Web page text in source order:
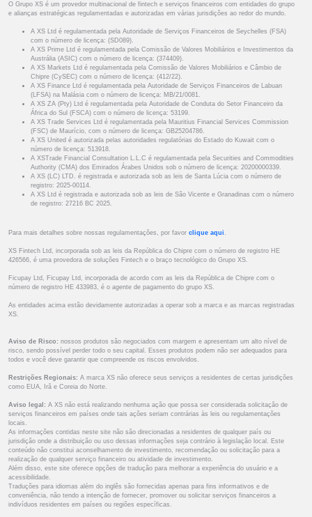
O Grupo XS é um provedor multinacional de fintech e serviços financeiros com entidades do grupo
e alianças estratégicas regulamentadas e autorizadas em várias jurisdições ao redor do mundo.
A XS Ltd é regulamentada pela Autoridade de Serviços Financeiros de Seychelles (FSA)
com o número de licença: (SD089).
A XS Prime Ltd é regulamentada pela Comissão de Valores Mobiliários e Investimentos da
Austrália (ASIC) com o número de licença: (374409).
A XS Markets Ltd é regulamentada pela Comissão de Valores Mobiliários e Câmbio de
Chipre (CySEC) com o número de licença: (412/22).
A XS Finance Ltd é regulamentada pela Autoridade de Serviços Financeiros de Labuan
(LFSA) na Malásia com o número de licença: MB/21/0081.
A XS ZA (Pty) Ltd é regulamentada pela Autoridade de Conduta do Setor Financeiro da
África do Sul (FSCA) com o número de licença: 53199.
A XS Trade Services Ltd é regulamentada pela Mauritius Financial Services Commission
(FSC) de Maurício, com o número de licença: GB25204786.
A XS United é autorizada pelas autoridades regulatórias do Estado do Kuwait com o
número de licença: 513918.
A XSTrade Financial Consultation L.L.C é regulamentada pela Securities and Commodities
Authority (CMA) dos Emirados Árabes Unidos sob o número de licença: 20200000339.
A XS (LC) LTD. é registrada e autorizada sob as leis de Santa Lúcia com o número de
registro: 2025-00114.
A XS Ltd é registrada e autorizada sob as leis de São Vicente e Granadinas com o número
de registro: 27216 BC 2025.
Para mais detalhes sobre nossas regulamentações, por favor clique aqui .
XS Fintech Ltd, incorporada sob as leis da República do Chipre com o número de registro HE
426566, é uma provedora de soluções Fintech e o braço tecnológico do Grupo XS.
Ficupay Ltd, Ficupay Ltd, incorporada de acordo com as leis da República de Chipre com o
número de registro HE 433983, é o agente de pagamento do grupo XS.
As entidades acima estão devidamente autorizadas a operar sob a marca e as marcas registradas
XS.
Aviso de Risco: nossos produtos são negociados com margem e apresentam um alto nível de
risco, sendo possível perder todo o seu capital. Esses produtos podem não ser adequados para
todos e você deve garantir que compreende os riscos envolvidos.
Restrições Regionais: A marca XS não oferece seus serviços a residentes de certas jurisdições
como EUA, Irã e Coreia do Norte.
Aviso legal: A XS não está realizando nenhuma ação que possa ser considerada solicitação de
serviços financeiros em países onde tais ações seriam contrárias às leis ou regulamentações
locais.
As informações contidas neste site não são direcionadas a residentes de qualquer país ou
jurisdição onde a distribuição ou uso dessas informações seja contrário à legislação local. Este
conteúdo não constitui aconselhamento de investimento, recomendação ou solicitação para a
realização de qualquer serviço financeiro ou atividade de investimento.
Além disso, este site oferece opções de tradução para melhorar a experiência do usuário e a
acessibilidade.
Traduções para idiomas além do inglês são fornecidas apenas para fins informativos e de
conveniência, não tendo a intenção de fornecer, promover ou solicitar serviços financeiros a
indivíduos residentes em países ou regiões específicas.